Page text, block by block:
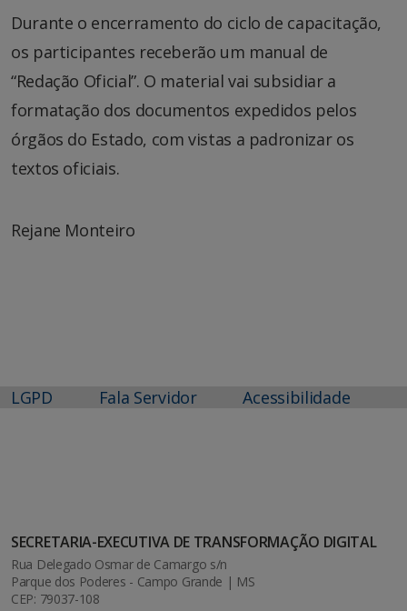
Durante o encerramento do ciclo de capacitação,
os participantes receberão um manual de
“Redação Oficial”. O material vai subsidiar a
formatação dos documentos expedidos pelos
órgãos do Estado, com vistas a padronizar os
textos oficiais.
Rejane Monteiro
LGPD Fala Servidor Acessibilidade
SECRETARIA-EXECUTIVA DE TRANSFORMAÇÃO DIGITAL
Rua Delegado Osmar de Camargo s/n
Parque dos Poderes - Campo Grande | MS
CEP: 79037-108